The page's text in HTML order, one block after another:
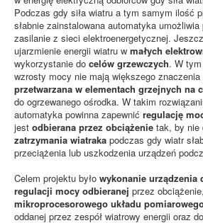
Podczas gdy siła wiatru a tym samym ilość
słabnie zainstalowana automatyka umożliwia
zasilanie z sieci elektroenergetycznej.
ujarzmienie energii wiatru w małych
wykorzystanie do celów grzewczych. W
wzrosty mocy nie mają większego
przetwarzana w elementach grzejnych na
do ogrzewanego ośrodka. W takim
automatyka powinna zapewnić regulację
jest odbierana przez obciążenie tak, by nie
zatrzymania wiatraka podczas gdy wiatr
przeciążenia lub uszkodzenia urządzeń
Celem projektu było wykonanie urządzenia
regulacji mocy odbieranej przez
mikroprocesorowego układu
oddanej przez zespół wiatrowy energii oraz